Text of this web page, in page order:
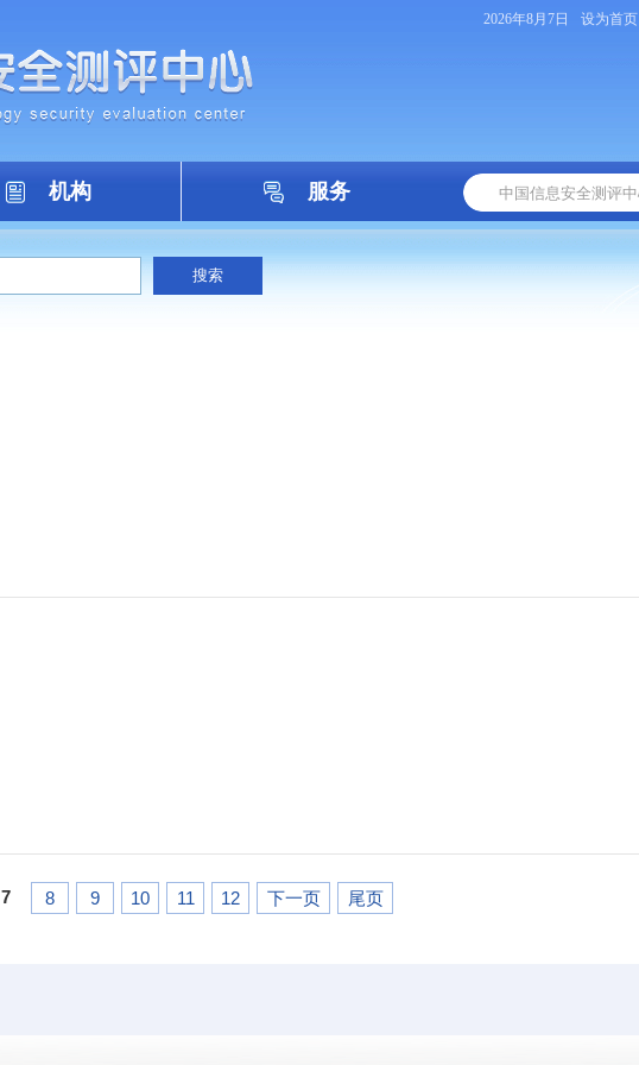
2026年8月7日 设为首页
机构 服务
7 8 9 10 11 12 下一页 尾页